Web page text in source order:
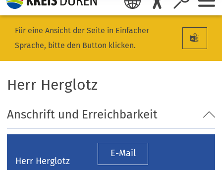
Für eine Ansicht der Seite in Einfacher
Sprache, bitte den Button klicken.
Herr Herglotz
Anschrift und Erreichbarkeit
Herr Herglotz
E-Mail